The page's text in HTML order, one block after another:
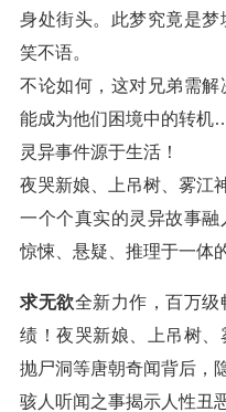
身处街头。此梦究竟是
笑不语。
不论如何，这对兄弟需
能成为他们困境中的转
灵异事件源于生活！
夜哭新娘、上吊树、雾
一个个真实的灵异故事融
惊悚、悬疑、推理于一体
求无欲全新力作，百万级
绩！夜哭新娘、上吊树、
抛尸洞等唐朝奇闻背后，
骇人听闻之事揭示人性丑恶